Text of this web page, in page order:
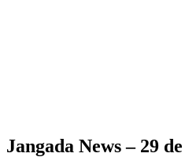
Jangada News – 29